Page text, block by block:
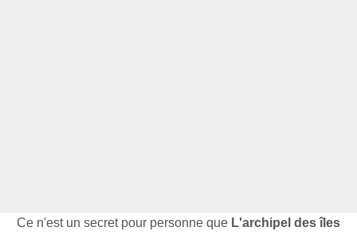
Ce n'est un secret pour personne que L'archipel des îles